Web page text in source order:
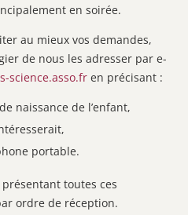
en soirée.
au mieux vos demandes,
de nous les adresser par e-
science.asso.fr en précisant :
naissance de l’enfant,
portable.
toutes ces
ordre de réception.